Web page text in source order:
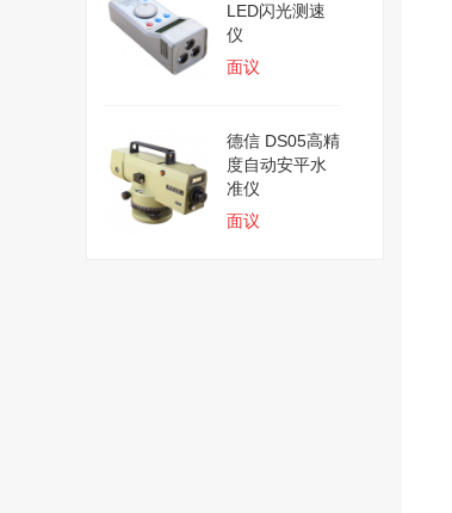
LED闪光测速
仪
面议
德信 DS05高精
度自动安平水
准仪
面议